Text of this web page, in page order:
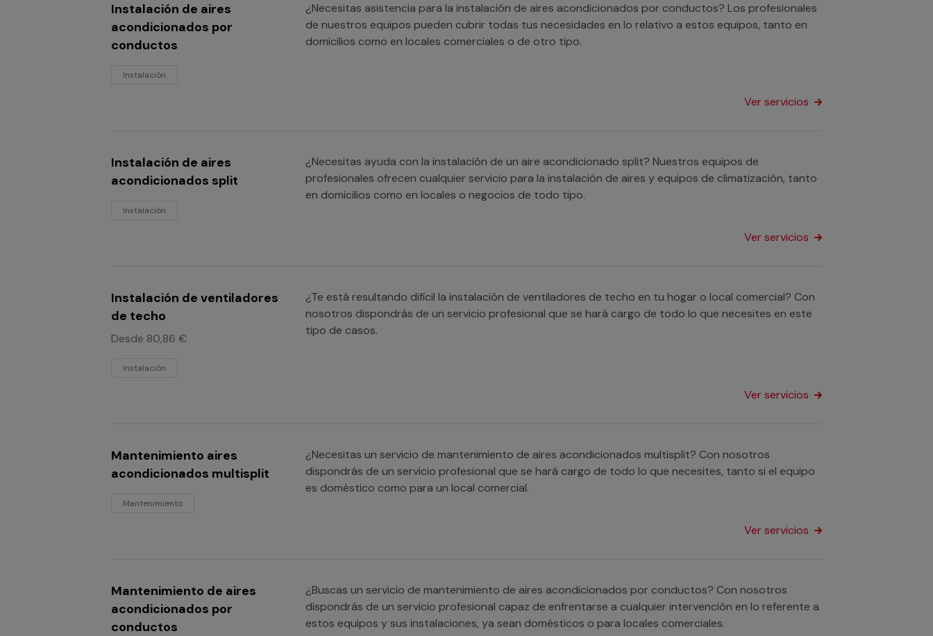
Instalación de aires
acondicionados por
conductos
Instalación
¿Necesitas asistencia para la instalación de aires acondicionados por conductos? Los profesionales
de nuestros equipos pueden cubrir todas tus necesidades en lo relativo a estos equipos, tanto en
domicilios como en locales comerciales o de otro tipo.
Ver servicios
Instalación de aires
acondicionados split
Instalación
¿Necesitas ayuda con la instalación de un aire acondicionado split? Nuestros equipos de
profesionales ofrecen cualquier servicio para la instalación de aires y equipos de climatización, tanto
en domicilios como en locales o negocios de todo tipo.
Ver servicios
Instalación de ventiladores
de techo
Desde 80,86 €
Instalación
¿Te está resultando difícil la instalación de ventiladores de techo en tu hogar o local comercial? Con
nosotros dispondrás de un servicio profesional que se hará cargo de todo lo que necesites en este
tipo de casos.
Ver servicios
Mantenimiento aires
acondicionados multisplit
Mantenimiento
¿Necesitas un servicio de mantenimiento de aires acondicionados multisplit? Con nosotros
dispondrás de un servicio profesional que se hará cargo de todo lo que necesites, tanto si el equipo
es doméstico como para un local comercial.
Ver servicios
Mantenimiento de aires
acondicionados por
conductos
¿Buscas un servicio de mantenimiento de aires acondicionados por conductos? Con nosotros
dispondrás de un servicio profesional capaz de enfrentarse a cualquier intervención en lo referente a
estos equipos y sus instalaciones, ya sean domésticos o para locales comerciales.